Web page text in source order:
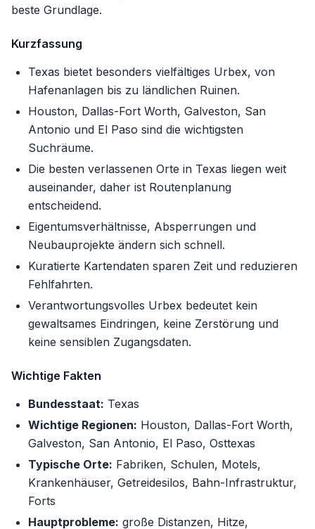
beste Grundlage.
Kurzfassung
Texas bietet besonders vielfältiges Urbex, von
Hafenanlagen bis zu ländlichen Ruinen.
Houston, Dallas-Fort Worth, Galveston, San
Antonio und El Paso sind die wichtigsten
Suchräume.
Die besten verlassenen Orte in Texas liegen weit
auseinander, daher ist Routenplanung
entscheidend.
Eigentumsverhältnisse, Absperrungen und
Neubauprojekte ändern sich schnell.
Kuratierte Kartendaten sparen Zeit und reduzieren
Fehlfahrten.
Verantwortungsvolles Urbex bedeutet kein
gewaltsames Eindringen, keine Zerstörung und
keine sensiblen Zugangsdaten.
Wichtige Fakten
Bundesstaat: Texas
Wichtige Regionen: Houston, Dallas-Fort Worth,
Galveston, San Antonio, El Paso, Osttexas
Typische Orte: Fabriken, Schulen, Motels,
Krankenhäuser, Getreidesilos, Bahn-Infrastruktur,
Forts
Hauptprobleme: große Distanzen, Hitze,